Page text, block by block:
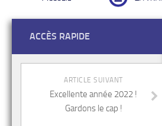
ACCÈS RAPIDE
ARTICLE SUIVANT
Excellente année 2022 !
Gardons le cap !